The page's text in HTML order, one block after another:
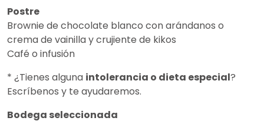
Postre
Brownie de chocolate blanco con arándanos o
crema de vainilla y crujiente de kikos
Café o infusión
* ¿Tienes alguna intolerancia o dieta especial?
Escríbenos y te ayudaremos.
Bodega seleccionada